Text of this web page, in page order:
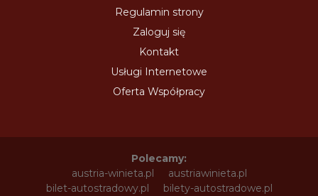
Regulamin strony
Zaloguj się
Kontakt
Usługi Internetowe
Oferta Współpracy
Polecamy:
austria-winieta.pl
austriawinieta.pl
bilet-autostradowy.pl
bilety-autostradowe.pl